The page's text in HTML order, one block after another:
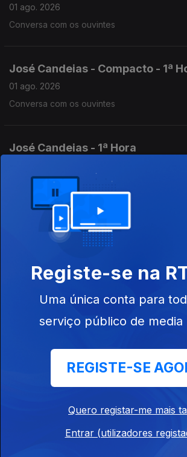
01 ago. 2026
Conversa com os ouvintes
José Candeias - Compacto - 1ª
01 ago. 2026
Conversa com os ouvintes
José Candeias - 1ª Hora
Conversa com os ouvintes
José Candeias - 2ª Hora
José Candeias - 2ª Hora
30 jul. 2026
José Candeias - 1ª Hora
Registe-se na
Uma única conta para
serviço público de media
REGISTE-SE
Quero registar-me mais
Entrar (utilizadores